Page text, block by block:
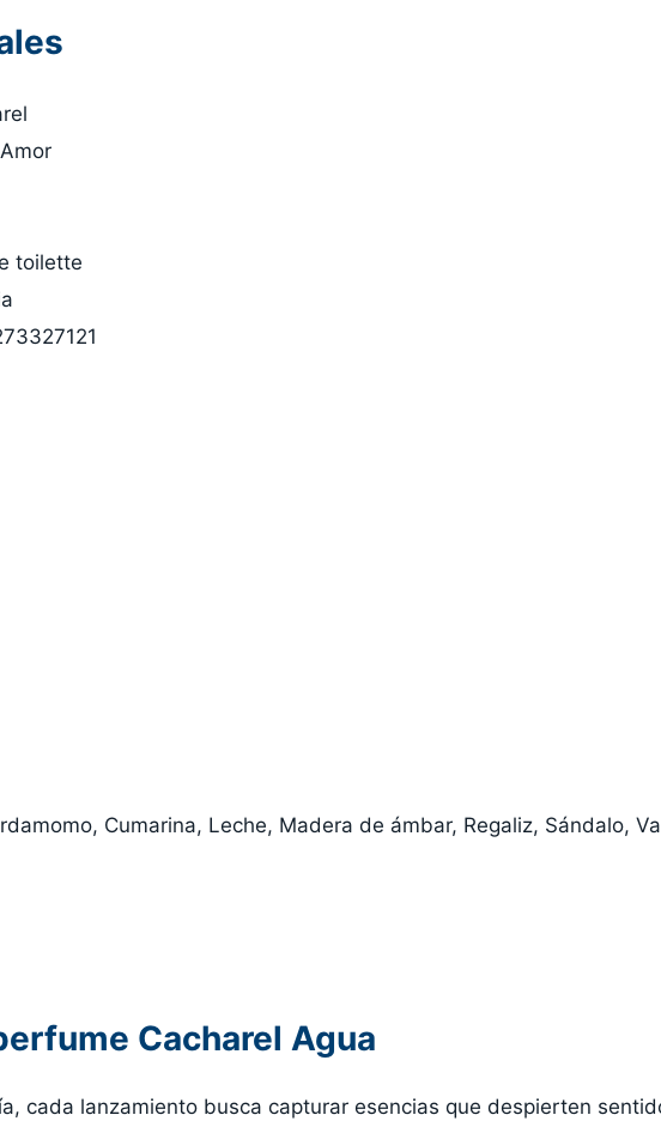
toilette
Cumarina, Leche, Madera de ámbar, Regaliz, Sándalo,
Cacharel Agua
cada lanzamiento busca capturar esencias que despierten